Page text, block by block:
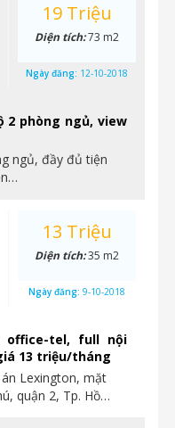
2 phòng ngủ, view
ngủ, đầy đủ tiện
19 Triệu
Diện tích:73 m2
Ngày đăng: 12-10-2018
office-tel, full nội
13 triệu/tháng
Lexington, mặt
quận 2, Tp. Hồ…
13 Triệu
Diện tích:35 m2
Ngày đăng: 9-10-2018